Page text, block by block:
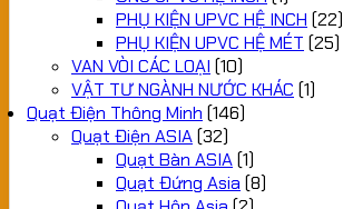
PHỤ KIỆN UPVC HỆ INCH (22)
PHỤ KIỆN UPVC HỆ MÉT (25)
VAN VÒI CÁC LOẠI (10)
VẬT TƯ NGÀNH NƯỚC KHÁC (1)
Quạt Điện Thông Minh (146)
Quạt Điện ASIA(32)
Quạt Bàn ASIA(1)
Quạt Đứng Asia (8)